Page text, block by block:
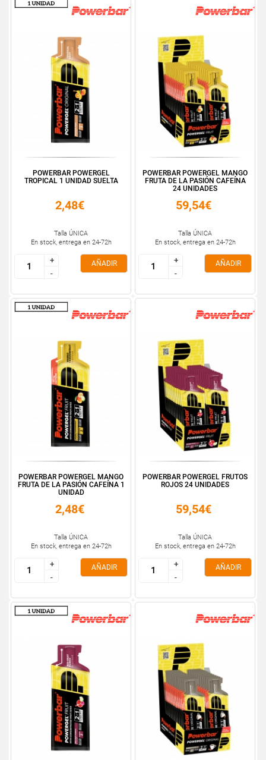
POWERBAR POWERGEL
TROPICAL 1 UNIDAD SUELTA
2,48€
Talla ÚNICA
En stock, entrega en 24-72h
+
-
+
-
AÑADIR
POWERBAR POWERGEL MANGO
FRUTA DE LA PASIÓN CAFEÍNA
24 UNIDADES
59,54€
Talla ÚNICA
En stock, entrega en 24-72h
+
-
+
-
AÑADIR
POWERBAR POWERGEL MANGO
FRUTA DE LA PASIÓN CAFEÍNA 1
UNIDAD
2,48€
Talla ÚNICA
En stock, entrega en 24-72h
+
-
+
-
AÑADIR
POWERBAR POWERGEL FRUTOS
ROJOS 24 UNIDADES
59,54€
Talla ÚNICA
En stock, entrega en 24-72h
+
-
+
-
AÑADIR